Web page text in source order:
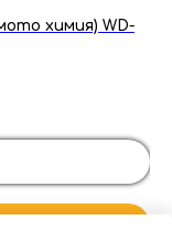
химия) WD-